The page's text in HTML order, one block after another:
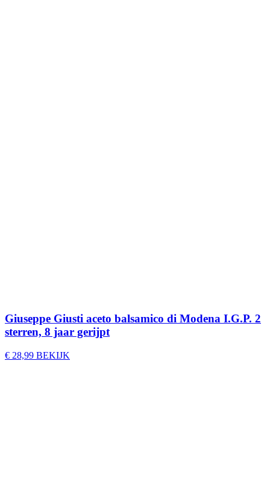
Giuseppe Giusti aceto balsamico di Modena I.G.P. 2
sterren, 8 jaar gerijpt
€ 28,99 BEKIJK